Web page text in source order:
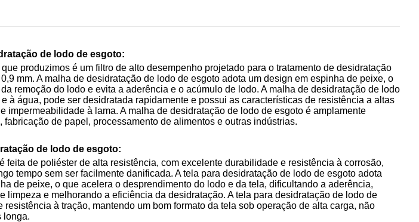
de lodo de esgoto:
produzimos é um filtro de alto desempenho projetado para o tratamento de desidratação
mm. A malha de desidratação de lodo de esgoto adota um design em espinha de peixe, o
remoção do lodo e evita a aderência e o acúmulo de lodo. A malha de desidratação de lodo
à água, pode ser desidratada rapidamente e possui as características de resistência a altas
impermeabilidade à lama. A malha de desidratação de lodo de esgoto é amplamente
de papel, processamento de alimentos e outras indústrias.
de lodo de esgoto:
feita de poliéster de alta resistência, com excelente durabilidade e resistência à corrosão,
tempo sem ser facilmente danificada. A tela para desidratação de lodo de esgoto adota
de peixe, o que acelera o desprendimento do lodo e da tela, dificultando a aderência,
limpeza e melhorando a eficiência da desidratação. A tela para desidratação de lodo de
à tração, mantendo um bom formato da tela sob operação de alta carga, não
longa.